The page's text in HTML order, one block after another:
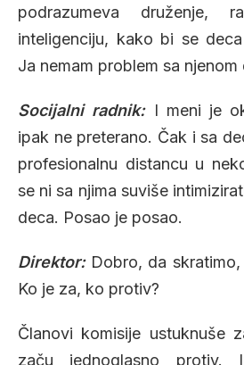
podrazumeva druženje,
inteligenciju, kako bi se
Ja nemam problem sa
Socijalni radnik:I meni je
ipak ne preterano. Čak i sa
profesionalnu distancu u
se ni sa njima suviše
deca. Posao je posao.
Direktor: Dobro, da
Ko je za, ko protiv?
Članovi komisije ustuknuše
začu jednoglasno protiv.